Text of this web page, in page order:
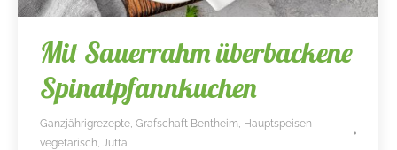
Mit Sauerrahm überbackene
Spinatpfannkuchen
Ganzjährigrezepte, Grafschaft Bentheim, Hauptspeisen
vegetarisch, Jutta